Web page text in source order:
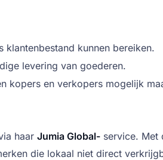
kunnen bereiken.
levering van goederen.
kopers en verkopers mogelijk
haar Jumia Global- service. Met
die lokaal niet direct